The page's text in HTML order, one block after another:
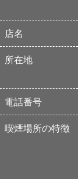
店名
所在地
電話番号
喫煙場所の特徴